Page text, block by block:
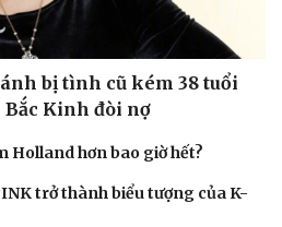
Podcast
Câu chuyện thời sự
bị tình cũ kém 38 tuổi
Bắc Kinh đòi nợ
Holland hơn bao giờ hết?
trở thành biểu tượng của K-